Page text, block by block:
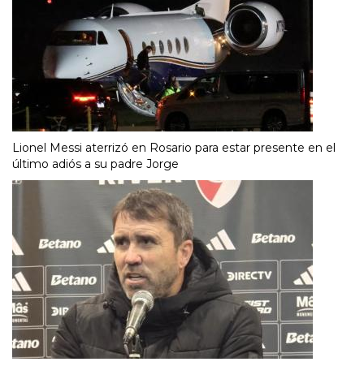
Lionel Messi aterrizó en Rosario para estar presente en el
último adiós a su padre Jorge